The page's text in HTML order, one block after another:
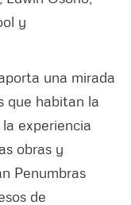
y
una mirada
que habitan la
experiencia
obras y
Penumbras
de